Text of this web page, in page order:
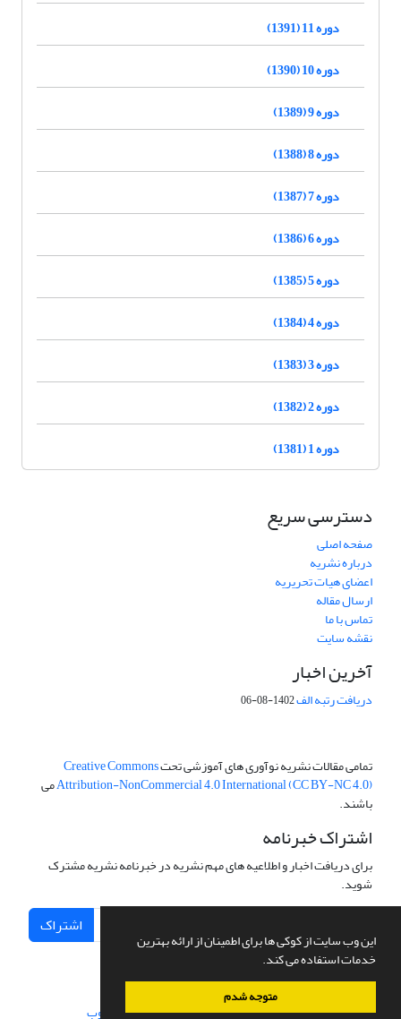
این وب سایت از کوکی ها برای اطمینان از ارائه بهترین
خدمات استفاده می کند.
متوجه شدم
دوره 11 (1391)
دوره 10 (1390)
دوره 9 (1389)
دوره 8 (1388)
دوره 7 (1387)
دوره 6 (1386)
دوره 5 (1385)
دوره 4 (1384)
دوره 3 (1383)
دوره 2 (1382)
دوره 1 (1381)
دسترسی سریع
صفحه اصلی
درباره نشریه
اعضای هیات تحریریه
ارسال مقاله
تماس با ما
نقشه سایت
آخرین اخبار
دریافت رتبه الف1402-08-06
تمامی مقالات نشریه نوآوری های آموزشی تحتCreative Commons
Attribution-NonCommercial 4.0 International (CC BY-NC 4.0)می
باشند.
اشتراک خبرنامه
برای دریافت اخبار و اطلاعیه های مهم نشریه در خبرنامه نشریه مشترک
شوید.
اشتراک
سامانه مدیریت نشریات علمی.طراحی و پیاده سازی از سیناوب